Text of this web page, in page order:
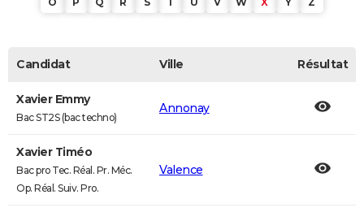
Candidat Ville Résultat
Xavier Emmy
Bac ST2S (bac techno)
Annonay
Xavier Timéo
Bac pro Tec. Réal. Pr. Méc.
Op. Réal. Suiv. Pro.
Valence